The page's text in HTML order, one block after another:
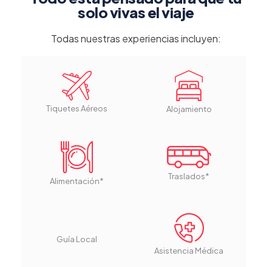
solo vivas el viaje
Todas nuestras experiencias incluyen:
Tiquetes Aéreos Alojamiento
Alimentación* Traslados*
Guía Local
Asistencia Médica